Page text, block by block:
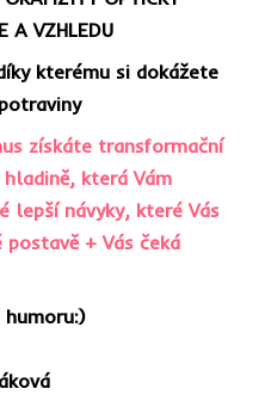
A VZHLEDU
kterému si dokážete
získáte transformační
která Vám
lepší návyky, které Vás
postavě + Vás čeká
humoru:)